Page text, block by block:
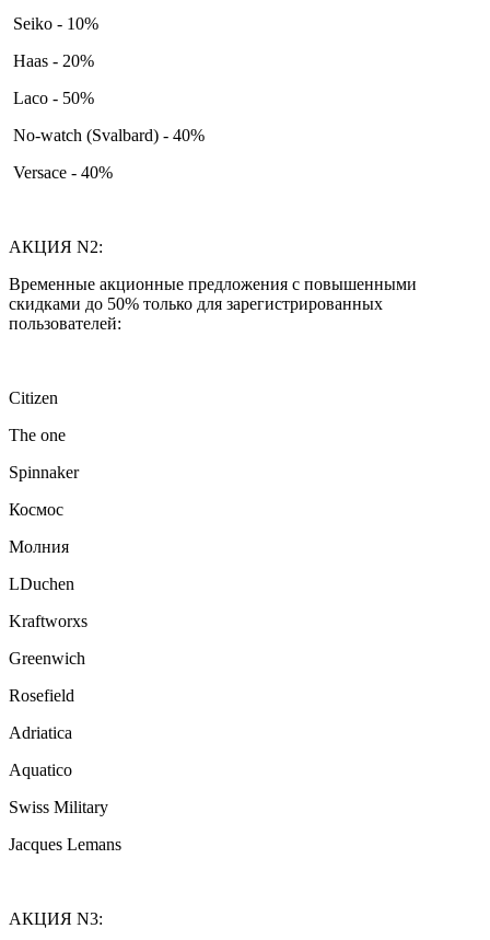
Seiko - 10%
Haas - 20%
Laco - 50%
No-watch (Svalbard) - 40%
Versace - 40%
АКЦИЯ N2:
Временные акционные предложения с повышенными
скидками до 50% только для зарегистрированных
пользователей:
Citizen
The one
Spinnaker
Космос
Молния
LDuchen
Kraftworxs
Greenwich
Rosefield
Adriatica
Aquatico
Swiss Military
Jacques Lemans
АКЦИЯ N3: